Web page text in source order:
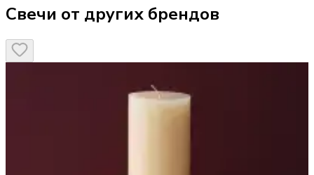
Свечи от других брендов